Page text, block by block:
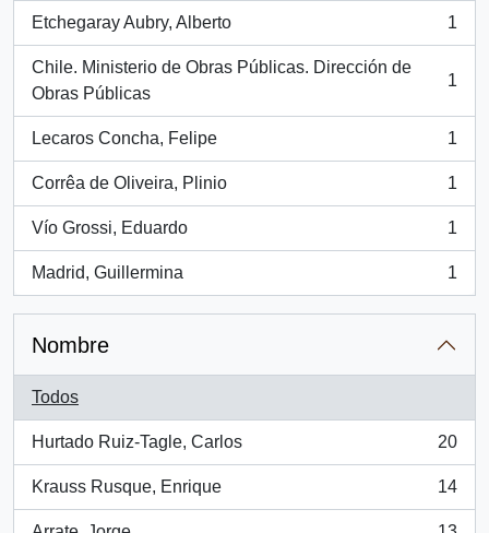
Etchegaray Aubry, Alberto
, 1 resultados
1
Chile. Ministerio de Obras Públicas. Dirección de
Obras Públicas
, 1 resultados
1
Lecaros Concha, Felipe
, 1 resultados
1
Corrêa de Oliveira, Plinio
, 1 resultados
1
Vío Grossi, Eduardo
, 1 resultados
1
Madrid, Guillermina
, 1 resultados
1
Nombre
Todos
Hurtado Ruiz-Tagle, Carlos
, 20 resultados
20
Krauss Rusque, Enrique
, 14 resultados
14